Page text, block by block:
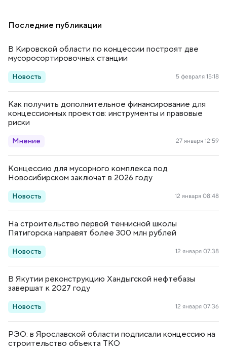
Последние публикации
В Кировской области по концессии построят две
мусоросортировочных станции
Новость 5 февраля 15:18
Как получить дополнительное финансирование для
концессионных проектов: инструменты и правовые
риски
Мнение 27 января 12:59
Концессию для мусорного комплекса под
Новосибирском заключат в 2026 году
Новость 12 января 08:48
На строительство первой теннисной школы
Пятигорска направят более 300 млн рублей
Новость 12 января 07:38
В Якутии реконструкцию Хандыгской нефтебазы
завершат к 2027 году
Новость 12 января 07:36
РЭО: в Ярославской области подписали концессию на
строительство объекта ТКО